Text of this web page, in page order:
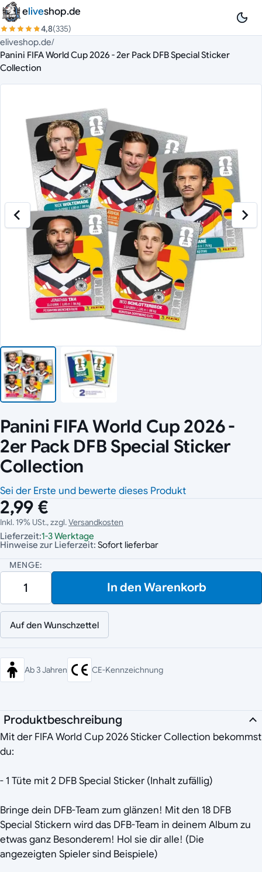
Zum Inhalt springen
eliveshop.de
4,8(335)
eliveshop.de/
Panini FIFA World Cup 2026 - 2er Pack DFB Special Sticker
Collection
Panini FIFA World Cup 2026 -
2er Pack DFB Special Sticker
Collection
Sei der Erste und bewerte dieses Produkt
2,99 €
Inkl. 19% USt., zzgl.Versandkosten
Lieferzeit:1-3 Werktage
Hinweise zur Lieferzeit: Sofort lieferbar
MENGE:
In den Warenkorb
Auf den Wunschzettel
Ab 3 Jahren CE-Kennzeichnung
Produktbeschreibung
Mit der FIFA World Cup 2026 Sticker Collection bekommst
du:
- 1 Tüte mit 2 DFB Special Sticker (Inhalt zufällig)
Bringe dein DFB-Team zum glänzen! Mit den 18 DFB
Special Stickern wird das DFB-Team in deinem Album zu
etwas ganz Besonderem! Hol sie dir alle! (Die
angezeigten Spieler sind Beispiele)